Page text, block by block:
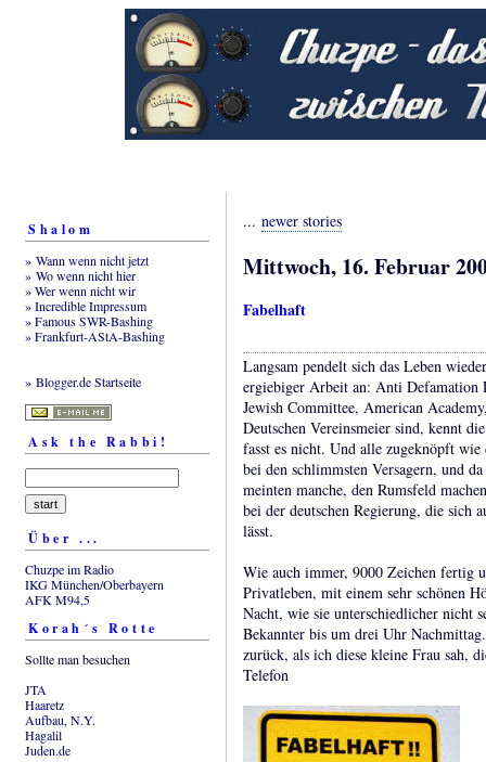
Shalom
» Wann wenn nicht jetzt
» Wo wenn nicht hier
» Wer wenn nicht wir
» Incredible Impressum
» Famous SWR-Bashing
» Frankfurt-AStA-Bashing
» Blogger.de Startseite
Ask the Rabbi!
Über ...
Chuzpe im Radio
IKG München/Oberbayern
AFK M94,5
Korah´s Rotte
Sollte man besuchen
JTA
Haaretz
Aufbau, N.Y.
Hagalil
Juden.de
... newer stories
Mittwoch, 16. Februar
Fabelhaft
Langsam pendelt sich das Leben
ergiebiger Arbeit an: Anti Defamation
Jewish Committee, American
Deutschen Vereinsmeier sind, kennt
fasst es nicht. Und alle zugeknöpft
bei den schlimmsten Versagern, und
meinten manche, den Rumsfeld
bei der deutschen Regierung, die sich
lässt.
Wie auch immer, 9000 Zeichen fertig
Privatleben, mit einem sehr schönen
Nacht, wie sie unterschiedlicher nicht
Bekannter bis um drei Uhr
zurück, als ich diese kleine Frau sah,
Telefon